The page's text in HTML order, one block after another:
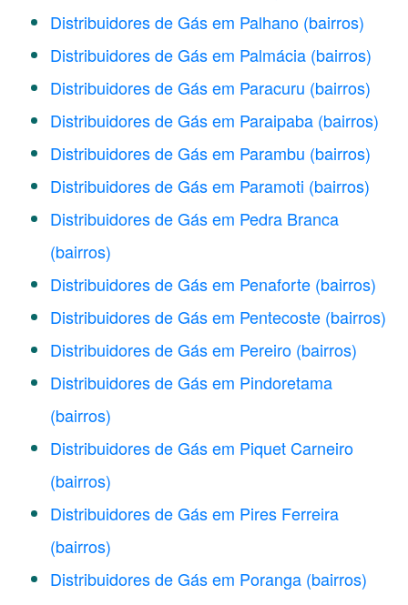
Distribuidores de Gás em Palhano (bairros)
Distribuidores de Gás em Palmácia (bairros)
Distribuidores de Gás em Paracuru (bairros)
Distribuidores de Gás em Paraipaba (bairros)
Distribuidores de Gás em Parambu (bairros)
Distribuidores de Gás em Paramoti (bairros)
Distribuidores de Gás em Pedra Branca
(bairros)
Distribuidores de Gás em Penaforte (bairros)
Distribuidores de Gás em Pentecoste (bairros)
Distribuidores de Gás em Pereiro (bairros)
Distribuidores de Gás em Pindoretama
(bairros)
Distribuidores de Gás em Piquet Carneiro
(bairros)
Distribuidores de Gás em Pires Ferreira
(bairros)
Distribuidores de Gás em Poranga (bairros)